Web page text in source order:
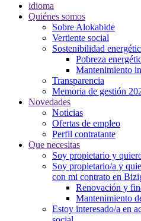
idioma
Quiénes somos
Sobre Alokabide
Vertiente social
Sostenibilidad
Pobreza
Mantenimiento
Transparencia
Memoria de gestión
Novedades
Noticias
Ofertas de empleo
Perfil contratante
Que necesitas
Soy propietario y
Soy propietario/a y
con mi contrato en
Renovación y
Mantenimiento
Estoy interesado/a en